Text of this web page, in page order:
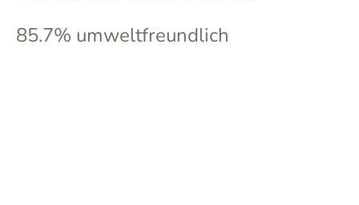
85.7% umweltfreundlich